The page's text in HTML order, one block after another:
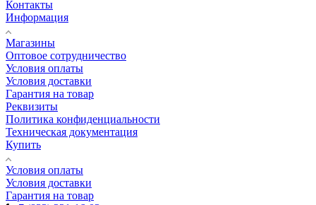
Контакты
Информация
Магазины
Оптовое сотрудничество
Условия оплаты
Условия доставки
Гарантия на товар
Реквизиты
Политика конфиденциальности
Техническая документация
Купить
Условия оплаты
Условия доставки
Гарантия на товар